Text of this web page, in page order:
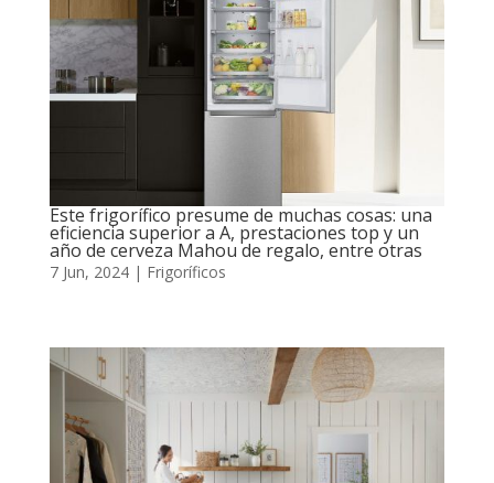
Este frigorífico presume de muchas cosas: una
eficiencia superior a A, prestaciones top y un
año de cerveza Mahou de regalo, entre otras
7 Jun, 2024| Frigoríficos